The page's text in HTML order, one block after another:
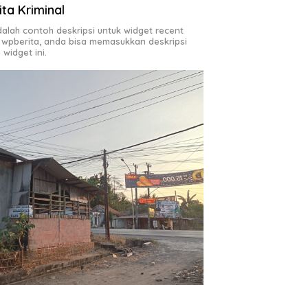
Kriminal
contoh deskripsi untuk widget recent
anda bisa memasukkan deskripsi
widget ini.